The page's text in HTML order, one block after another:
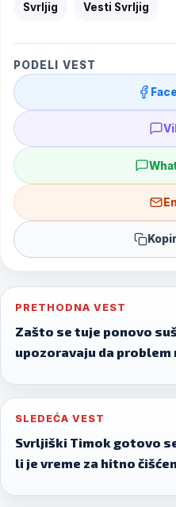
Svrljig Vesti Svrljig
PODELI VEST
Post
navigation
PRETHODNA VEST
Zašto se tuje ponovo
upozoravaju da problem
SLEDEĆA VEST
Svrljiški Timok gotovo
li je vreme za hitno